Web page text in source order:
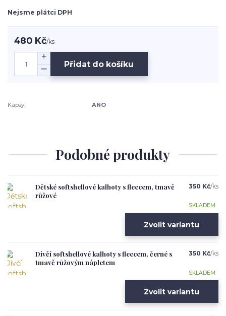
Nejsme plátci DPH
480 Kč/ks
Přidat do košíku
Kapsy: ANO
Podobné produkty
Dětské softshellové kalhoty s fleecem, tmavě
růžové
350 Kč/ks
SKLADEM
Zvolit variantu
Dívčí softshellové kalhoty s fleecem, černé s
tmavě růžovým nápletem
350 Kč/ks
SKLADEM
Zvolit variantu